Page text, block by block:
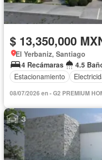
$ 13,350,000
El Yerbaniz, Santiago
4 Recámaras
4.5
Estacionamiento
08/07/2026 en - G2 PREMIUM